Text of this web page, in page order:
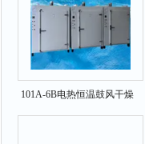
101A-6B电热恒温鼓风干燥
箱1200*1000*1500